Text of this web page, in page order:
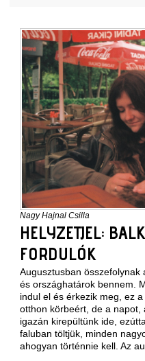
Nagy Hajnal Csilla
HELYZETJEL:
FORDULÓK
Augusztusban
és országhatárok bennem.
indul el és érkezik meg, ez
otthon körbeért, de a napot,
igazán kirepültünk ide,
faluban töltjük, minden
ahogyan történnie kell. Az